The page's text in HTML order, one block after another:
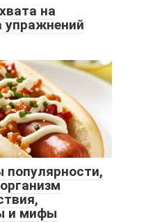
на
упражнений
и мифы